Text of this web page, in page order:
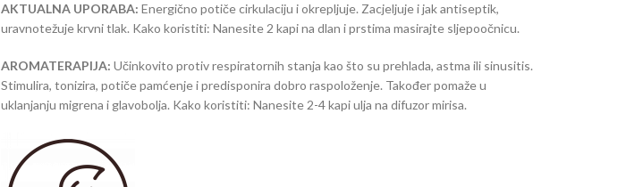
AKTUALNA UPORABA: Energično potiče cirkulaciju i okrepljuje. Zacjeljuje i jak antiseptik,
uravnotežuje krvni tlak. Kako koristiti: Nanesite 2 kapi na dlan i prstima masirajte sljepoočnicu.
AROMATERAPIJA: Učinkovito protiv respiratornih stanja kao što su prehlada, astma ili sinusitis.
Stimulira, tonizira, potiče pamćenje i predisponira dobro raspoloženje. Također pomaže u
uklanjanju migrena i glavobolja. Kako koristiti: Nanesite 2-4 kapi ulja na difuzor mirisa.